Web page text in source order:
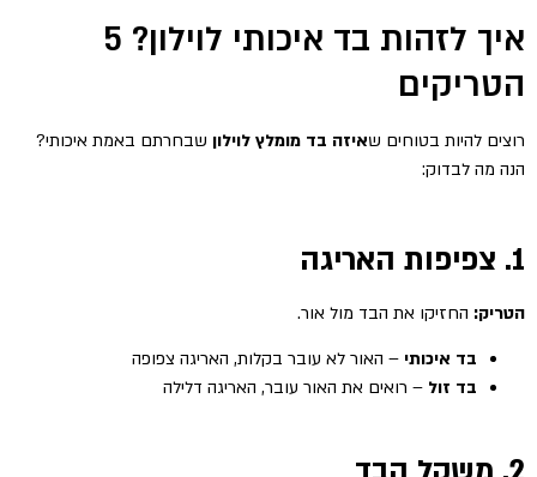
איך לזהות בד איכותי לוילון? 5
הטריקים
רוצים להיות בטוחים שאיזה בד מומלץ לוילון שבחרתם באמת איכותי?
הנה מה לבדוק:
1. צפיפות האריגה
הטריק: החזיקו את הבד מול אור.
בד איכותי – האור לא עובר בקלות, האריגה צפופה
בד זול – רואים את האור עובר, האריגה דלילה